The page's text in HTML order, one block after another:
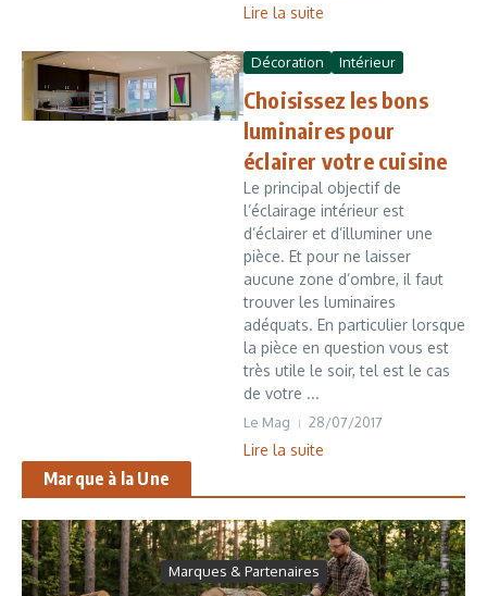
Lire la suite
Décoration Intérieur
Choisissez les bons
luminaires pour
éclairer votre cuisine
Le principal objectif de
l’éclairage intérieur est
d’éclairer et d’illuminer une
pièce. Et pour ne laisser
aucune zone d’ombre, il faut
trouver les luminaires
adéquats. En particulier lorsque
la pièce en question vous est
très utile le soir, tel est le cas
de votre ...
Le Mag 28/07/2017
Lire la suite
Marque à la Une
Marques & Partenaires